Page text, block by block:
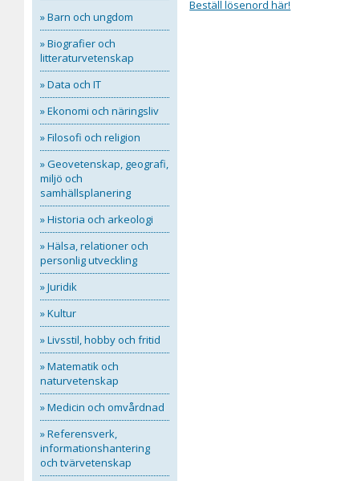
» Barn och ungdom
» Biografier och
litteraturvetenskap
» Data och IT
» Ekonomi och näringsliv
» Filosofi och religion
» Geovetenskap, geografi,
miljö och
samhällsplanering
» Historia och arkeologi
» Hälsa, relationer och
personlig utveckling
» Juridik
» Kultur
» Livsstil, hobby och fritid
» Matematik och
naturvetenskap
» Medicin och omvårdnad
» Referensverk,
informationshantering
och tvärvetenskap
Beställ lösenord här!